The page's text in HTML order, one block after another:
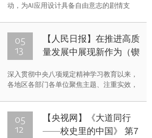
动，为AI应用设计具备自由意志的剧情支
重庆大学中文系的“创意写作”课堂上。让文
科生学编程、理科生写小说的“跨界导师”正
是重庆大学中文系副教授刘洋，同时他还是
主。
05
13
【人民日报】在推进高质
量发展中展现新作为（锲
精神）
深入贯彻中央八项规定精神学习教育以来，
各地区各部门各单位聚焦主题、注重实效，
力、干事创业，在推进高质量发展中展现新
作为。
05
12
【央视网】《大道同行
——校史里的中国》 第7